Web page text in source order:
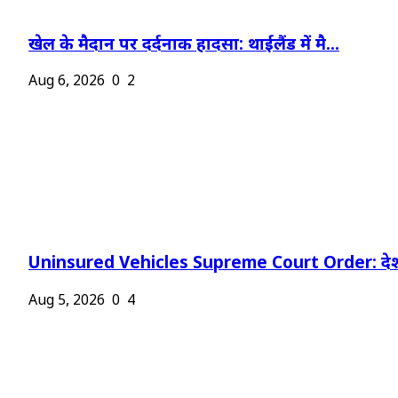
खेल के मैदान पर दर्दनाक हादसा: थाईलैंड में मै...
Aug 6, 2026 0 2
Uninsured Vehicles Supreme Court Order:
Aug 5, 2026 0 4